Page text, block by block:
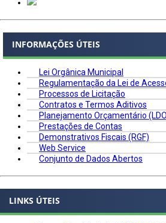
INFORMAÇÕES ÚTEIS
Lei Orgânica Municipal
Regulamentação da Lei de
Processos de Licitação
Contratos e Termos Aditivos
Planejamento Orçamentário
Prestações de Contas
Demonstrativos Fiscais (RGF)
Web Service
Conjunto de Dados Abertos
LINKS ÚTEIS